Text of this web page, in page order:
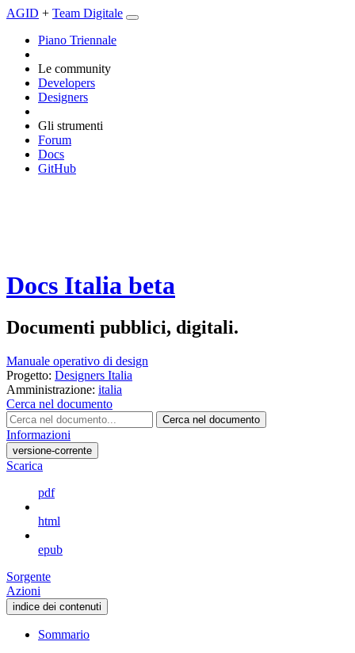
AGID + Team Digitale
Piano Triennale
Le community
Developers
Designers
Gli strumenti
Forum
Docs
GitHub
Docs Italia beta
Documenti pubblici, digitali.
Manuale operativo di design
Progetto: Designers Italia
Amministrazione: italia
Cerca nel documento
Cerca nel documento
Informazioni
versione-corrente
Scarica
pdf
html
epub
Sorgente
Azioni
indice dei contenuti
Sommario